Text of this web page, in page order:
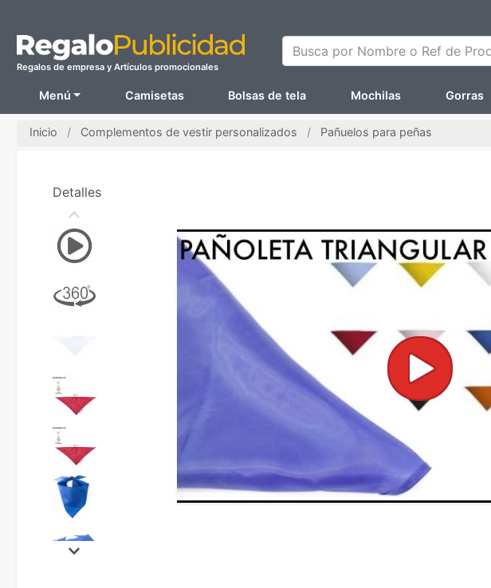
Regalos de empresa y Artículos promocionales
Busca por Nombre o Ref de
Menú Camisetas Bolsas de tela Mochilas Gorras
Inicio Complementos de vestir personalizados Pañuelos para peñas
Detalles